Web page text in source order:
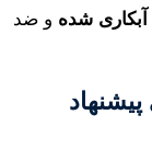
آبکاری شده و ضد
چیزی پیشنهاد